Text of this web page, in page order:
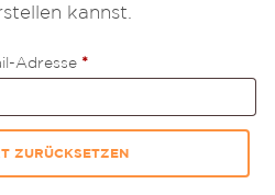
kannst.
Adresse *Erforderlich
ZURÜCKSETZEN